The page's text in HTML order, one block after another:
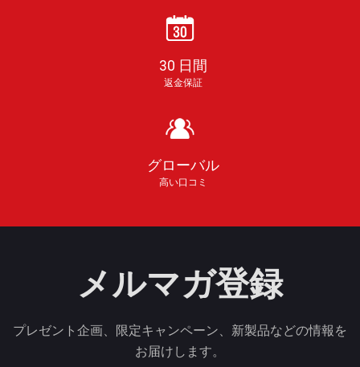
30 日間
返金保証
グローバル
高い口コミ
メルマガ登録
プレゼント企画、限定キャンペーン、新製品などの情報を
お届けします。